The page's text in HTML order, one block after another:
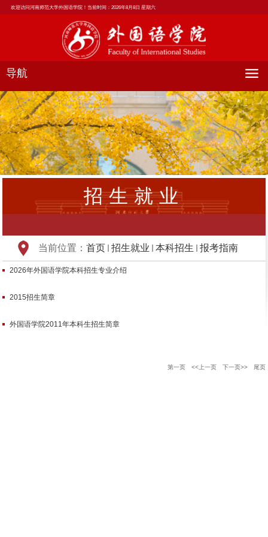
欢迎访问河南师范大学外国语学院！当前时间： 2026年8月8日 星期六
导航
招生就业
当前位置：首页 招生就业 本科招生 报考指南
2026年外国语学院本科招生专业介绍
2015招生简章
外国语学院2011年本科生招生简章
第一页 <<上一页 下一页>> 尾页